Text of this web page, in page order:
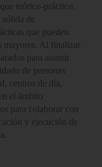
teórico-práctico,
de
que pueden
mayores. Al finalizar
para asumir
de personas
centros de día,
el ámbito
para colaborar con
y ejecución de